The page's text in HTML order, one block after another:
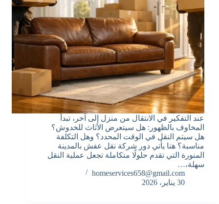
عند التفكير في الانتقال من منزل إلى آخر، تبدأ
المخاوف بالظهور: هل سيتعرض الأثاث للخدوش؟
هل سيتم النقل في الوقت المحدد؟ وهل التكلفة
مناسبة؟ هنا يأتي دور شركة نقل عفش بالمدينة
المنورة التي تقدم حلولًا متكاملة تجعل عملية النقل
سهلة،…
homeservices658@gmail.com
30 يناير، 2026